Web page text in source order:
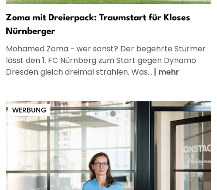
Zoma mit Dreierpack: Traumstart für Kloses
Nürnberger
Mohamed Zoma - wer sonst? Der begehrte Stürmer
lässt den 1. FC Nürnberg zum Start gegen Dynamo
Dresden gleich dreimal strahlen. Was... | mehr
WERBUNG